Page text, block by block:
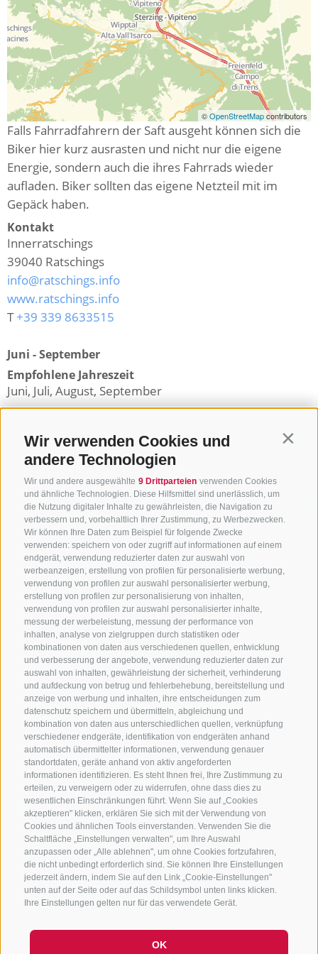
Wir verwenden Cookies und
andere Technologien
Wir und andere ausgewählte 9 Drittparteien verwenden Cookies
und ähnliche Technologien. Diese Hilfsmittel sind unerlässlich, um
die Nutzung digitaler Inhalte zu gewährleisten, die Navigation zu
verbessern und, vorbehaltlich Ihrer Zustimmung, zu Werbezwecken.
Wir können Ihre Daten zum Beispiel für folgende Zwecke
verwenden: speichern von oder zugriff auf informationen auf einem
endgerät, verwendung reduzierter daten zur auswahl von
werbeanzeigen, erstellung von profilen für personalisierte werbung,
verwendung von profilen zur auswahl personalisierter werbung,
erstellung von profilen zur personalisierung von inhalten,
verwendung von profilen zur auswahl personalisierter inhalte,
messung der werbeleistung, messung der performance von
inhalten, analyse von zielgruppen durch statistiken oder
kombinationen von daten aus verschiedenen quellen, entwicklung
und verbesserung der angebote, verwendung reduzierter daten zur
auswahl von inhalten, gewährleistung der sicherheit, verhinderung
und aufdeckung von betrug und fehlerbehebung, bereitstellung und
anzeige von werbung und inhalten, ihre entscheidungen zum
datenschutz speichern und übermitteln, abgleichung und
kombination von daten aus unterschiedlichen quellen, verknüpfung
verschiedener endgeräte, identifikation von endgeräten anhand
automatisch übermittelter informationen, verwendung genauer
standortdaten, geräte anhand von aktiv angeforderten
informationen identifizieren. Es steht Ihnen frei, Ihre Zustimmung zu
erteilen, zu verweigern oder zu widerrufen, ohne dass dies zu
wesentlichen Einschränkungen führt. Wenn Sie auf „Cookies
akzeptieren" klicken, erklären Sie sich mit der Verwendung von
Cookies und ähnlichen Tools einverstanden. Verwenden Sie die
Schaltfläche „Einstellungen verwalten", um Ihre Auswahl
anzupassen oder „Alle ablehnen", um ohne Cookies fortzufahren,
die nicht unbedingt erforderlich sind. Sie können Ihre Einstellungen
jederzeit ändern, indem Sie auf den Link „Cookie-Einstellungen"
unten auf der Seite oder auf das Schildsymbol unten links klicken.
Ihre Einstellungen gelten nur für das verwendete Gerät.
OK
©OpenStreetMapcontributors
Falls Fahrradfahrern der Saft ausgeht können sich die
Biker hier kurz ausrasten und nicht nur die eigene
Energie, sondern auch die ihres Fahrrads wieder
aufladen. Biker sollten das eigene Netzteil mit im
Gepäck haben.
Kontakt
Innerratschings
39040 Ratschings
info@ratschings.info
www.ratschings.info
T+39 339 8633515
Juni - September
Empfohlene Jahreszeit
Juni, Juli, August, September
Zurück zur Übersicht
KONTAKTIERE UNS
+39 0472 765325/+39 0472 760608/+39 0472
632372
info@sterzing-ratschings.it
NEWSLETTER
Bleib am Laufenden
Newsletter Anmelden